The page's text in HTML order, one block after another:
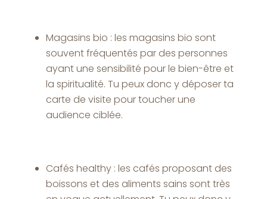
Magasins bio : les magasins bio sont
souvent fréquentés par des personnes
ayant une sensibilité pour le bien-être et
la spiritualité. Tu peux donc y déposer ta
carte de visite pour toucher une
audience ciblée.
Cafés healthy : les cafés proposant des
boissons et des aliments sains sont très